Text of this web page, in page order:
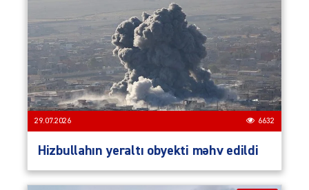
29.07.2026 6632
Hizbullahın yeraltı obyekti məhv edildi